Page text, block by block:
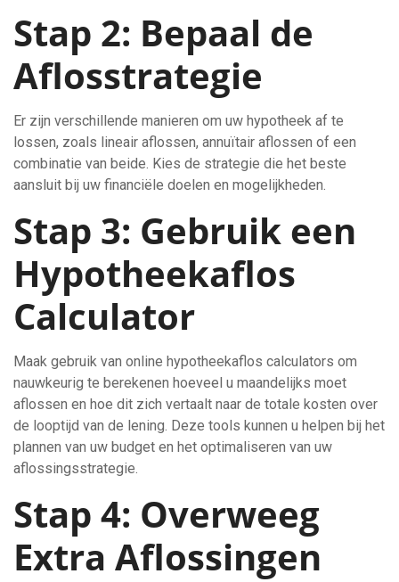
Stap 2: Bepaal de
Aflosstrategie
Er zijn verschillende manieren om uw hypotheek af te
lossen, zoals lineair aflossen, annuïtair aflossen of een
combinatie van beide. Kies de strategie die het beste
aansluit bij uw financiële doelen en mogelijkheden.
Stap 3: Gebruik een
Hypotheekaflos
Calculator
Maak gebruik van online hypotheekaflos calculators om
nauwkeurig te berekenen hoeveel u maandelijks moet
aflossen en hoe dit zich vertaalt naar de totale kosten over
de looptijd van de lening. Deze tools kunnen u helpen bij het
plannen van uw budget en het optimaliseren van uw
aflossingsstrategie.
Stap 4: Overweeg
Extra Aflossingen